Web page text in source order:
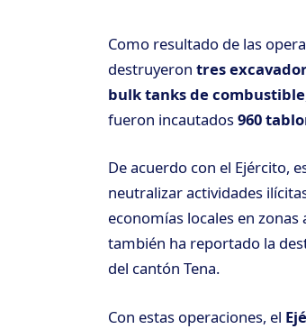
Como resultado de las
destruyeron tres
bulk tanks de combustible
fueron incautados960
De acuerdo con el Ejército,
neutralizar actividades
economías locales en
también ha reportado la
del cantón Tena.
Con estas operaciones, el